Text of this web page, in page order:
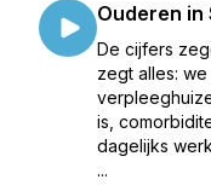
Ouderen in
De cijfers
zegt alles:
is,
dagelijks
...